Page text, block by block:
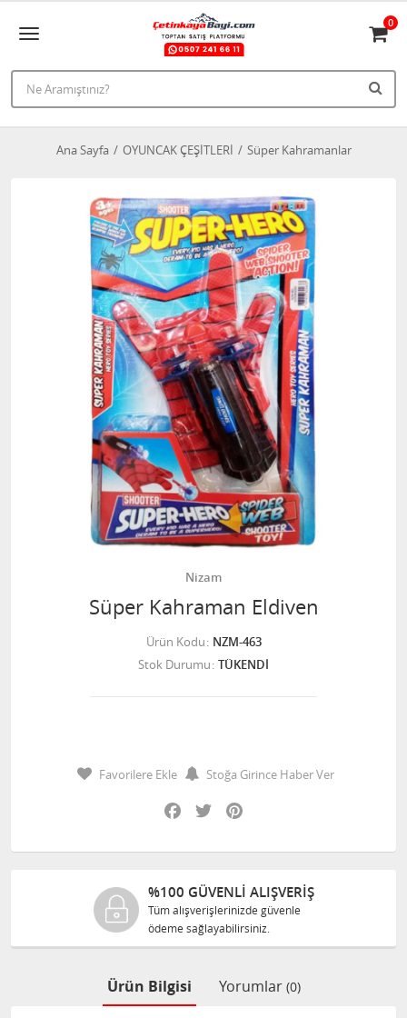
0
Ana Sayfa OYUNCAK ÇEŞİTLERİ Süper Kahramanlar
Nizam
Süper Kahraman Eldiven
Ürün Kodu NZM-463
Stok Durumu TÜKENDİ
Favorilere Ekle
Stoğa Girince Haber Ver
Facebook
Twitter
%100 GÜVENLİ ALIŞVERİŞ
Tüm alışverişlerinizde güvenle
ödeme sağlayabilirsiniz.
Ürün Bilgisi Yorumlar (0)